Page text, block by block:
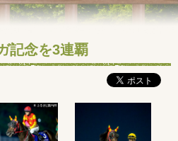
記念を3連覇